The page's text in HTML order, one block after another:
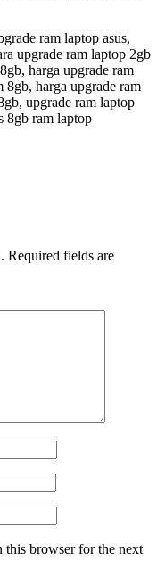
ram laptop asus,
upgrade ram laptop 2gb
harga upgrade ram
8gb, harga upgrade ram
upgrade ram laptop
8gb ram laptop
Required fields are
this browser for the next